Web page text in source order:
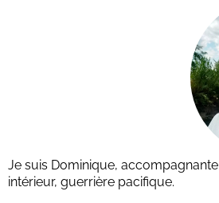
Je suis Dominique,
intérieur, guerrière pacifique.